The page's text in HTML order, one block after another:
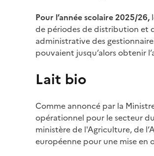
Pour l’année scolaire 2025/26,
de périodes de distribution et
administrative des
pouvaient jusqu’alors obtenir
Lait bio
Comme annoncé par la
opérationnel pour le secteur
ministère de l'Agriculture, de
européenne pour une mise